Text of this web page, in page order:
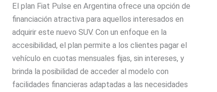
El plan Fiat Pulse en Argentina ofrece una opción de
financiación atractiva para aquellos interesados en
adquirir este nuevo SUV. Con un enfoque en la
accesibilidad, el plan permite a los clientes pagar el
vehículo en cuotas mensuales fijas, sin intereses, y
brinda la posibilidad de acceder al modelo con
facilidades financieras adaptadas a las necesidades